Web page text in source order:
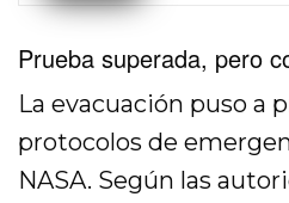
Prueba superada, pero
La evacuación puso a
protocolos de
NASA. Según las